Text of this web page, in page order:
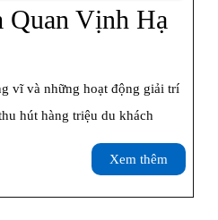
Quan Vịnh Hạ
vĩ và những hoạt động giải trí
hút hàng triệu du khách
Xem thêm
thêm